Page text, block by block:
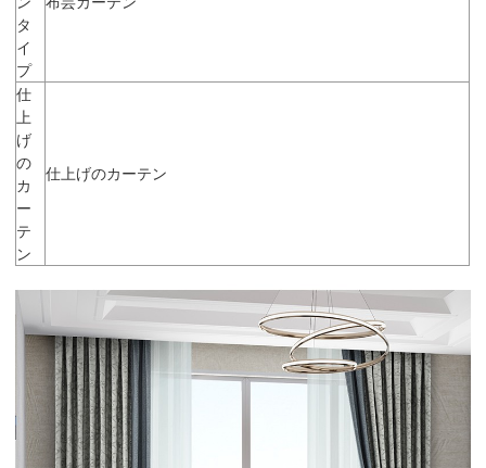
タ
イ
プ
仕
上
げ
の
カ
ー
テ
ン
仕上げのカーテン